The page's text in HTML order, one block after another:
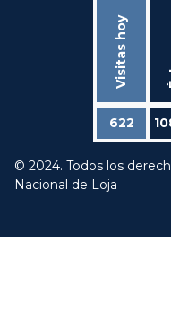
Visitas hoy
622
© 2024. Todos los
Nacional de Loja